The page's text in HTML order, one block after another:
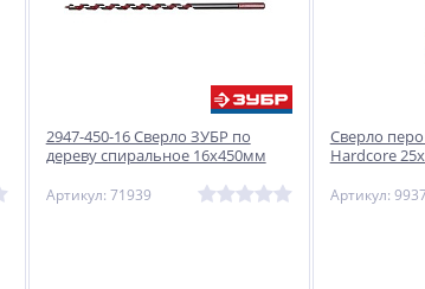
2947-450-16 Сверло ЗУБР по
дереву спиральное 16х450мм
Артикул: 71939
Сверло
Hardcore
Артикул: